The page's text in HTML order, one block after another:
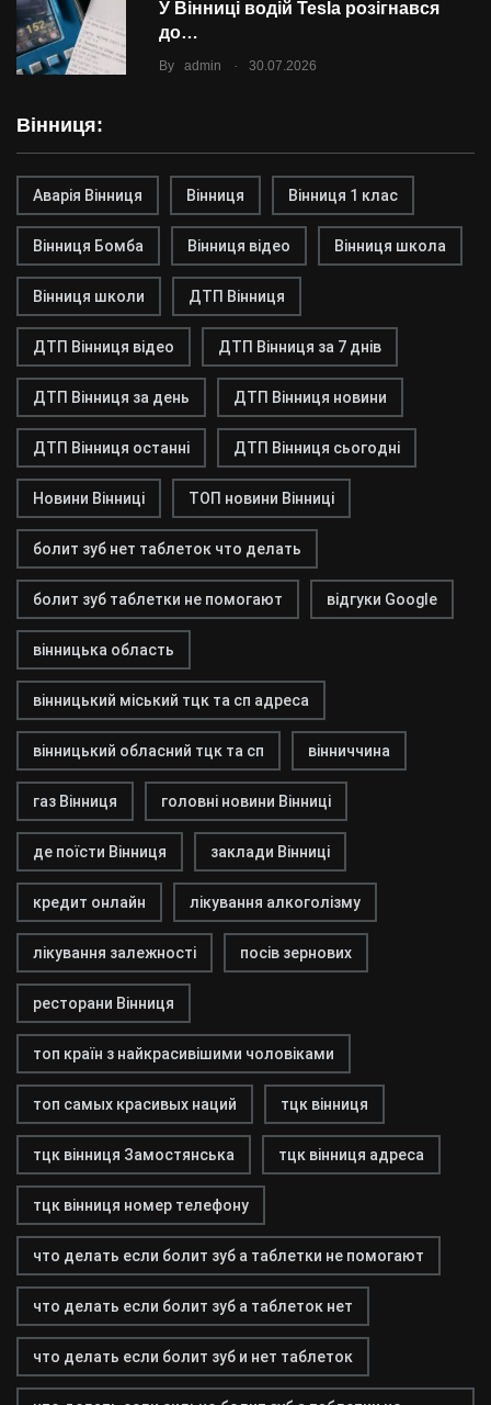
У Вінниці водій Tesla розігнався
до…
By admin . 30.07.2026
Вінниця:
Аварія Вінниця Вінниця Вінниця 1 клас
Вінниця Бомба Вінниця відео Вінниця школа
Вінниця школи ДТП Вінниця
ДТП Вінниця відео ДТП Вінниця за 7 днів
ДТП Вінниця за день ДТП Вінниця новини
ДТП Вінниця останні ДТП Вінниця сьогодні
Новини Вінниці ТОП новини Вінниці
болит зуб нет таблеток что делать
болит зуб таблетки не помогают відгуки Google
вінницька область
вінницький міський тцк та сп адреса
вінницький обласний тцк та сп вінниччина
газ Вінниця головні новини Вінниці
де поїсти Вінниця заклади Вінниці
кредит онлайн лікування алкоголізму
лікування залежності посів зернових
ресторани Вінниця
топ країн з найкрасивішими чоловіками
топ самых красивых наций тцк вінниця
тцк вінниця Замостянська тцк вінниця адреса
тцк вінниця номер телефону
что делать если болит зуб а таблетки не помогают
что делать если болит зуб а таблеток нет
что делать если болит зуб и нет таблеток